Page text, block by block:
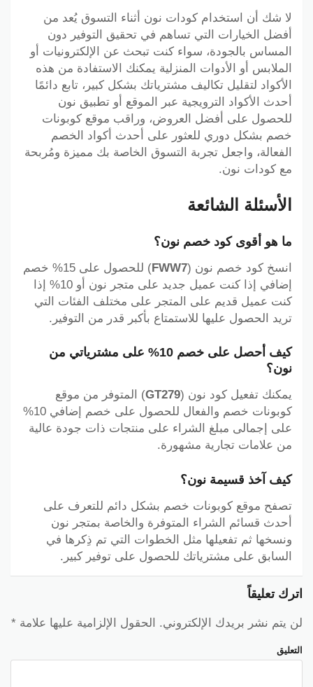
لا شك أن استخدام كودات نون أثناء التسوق يُعد من
أفضل الخيارات التي تساهم في تحقيق التوفير دون
المساس بالجودة، سواء كنت تبحث عن الإلكترونيات أو
الملابس أو الأدوات المنزلية يمكنك الاستفادة من هذه
الأكواد لتقليل تكاليف مشترياتك بشكل كبير، تابع دائمًا
أحدث الأكواد الترويجية عبر الموقع أو تطبيق نون
للحصول على أفضل العروض، وراقب موقع كوبونات
خصم بشكل دوري للعثور على أحدث أكواد الخصم
الفعالة، واجعل تجربة التسوق الخاصة بك مميزة ومُربحة
مع كودات نون.
الأسئلة الشائعة
ما هو أقوى كود خصم نون؟
انسخ كود خصم نون (FWW7
) للحصول على 15% خصم
إضافي إذا كنت عميل جديد على متجر نون أو 10% إذا
كنت عميل قديم على المتجر على مختلف الفئات التي
تريد الحصول عليها للاستمتاع بأكبر قدر من التوفير.
كيف أحصل على خصم 10% على مشترياتي من
نون؟
يمكنك تفعيل كود نون (GT279) المتوفر من موقع
كوبونات خصم والفعال للحصول على خصم إضافي 10%
على إجمالى مبلغ الشراء على منتجات ذات جودة عالية
من علامات تجارية مشهورة.
كيف آخذ قسيمة نون؟
تصفح موقع كوبونات خصم بشكل دائم للتعرف على
أحدث قسائم الشراء المتوفرة والخاصة بمتجر نون
ونسخها ثم تفعيلها مثل الخطوات التي تم ذِكرها في
السابق على مشترياتك للحصول على توفير كبير.
اترك تعليقاً
لن يتم نشر بريدك الإلكتروني. الحقول الإلزامية عليها علامة *
التعليق